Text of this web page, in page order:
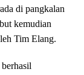
di pangkalan
kemudian
Tim Elang.